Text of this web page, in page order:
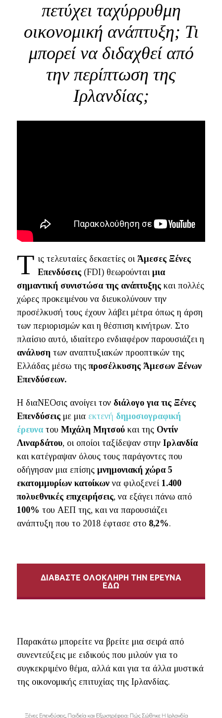
πετύχει ταχύρρυθμη
οικονομική ανάπτυξη; Τι
μπορεί να διδαχθεί από
την περίπτωση της
Ιρλανδίας;
Τ ις τελευταίες δεκαετίες οι Άμεσες Ξένες
Επενδύσεις(FDI) θεωρούνται μια
σημαντική συνιστώσα της ανάπτυξηςκαι πολλές
χώρες προκειμένου να διευκολύνουν την
προσέλκυσή τους έχουν λάβει μέτρα όπως η άρση
των περιορισμών και η θέσπιση κινήτρων. Στο
πλαίσιο αυτό, ιδιαίτερο ενδιαφέρον παρουσιάζει η
ανάλυση των αναπτυξιακών προοπτικών της
Ελλάδας μέσω τηςπροσέλκυσης Άμεσων Ξένων
Επενδύσεων.
Η διαΝΕΟσις ανοίγει τον διάλογο για τις Ξένες
Επενδύσεις με μια εκτενή δημοσιογραφική
έρευνατου Μιχάλη Μητσούκαι της Οντίν
Λιναρδάτου, οι οποίοι ταξίδεψαν στην Ιρλανδία
και κατέγραψαν όλους τους παράγοντες που
οδήγησαν μια επίσης μνημονιακή χώρα 5
εκατομμυρίων κατοίκωννα φιλοξενεί 1.400
πολυεθνικές επιχειρήσεις, να εξάγει πάνω από
100% του ΑΕΠ της, και να παρουσιάζει
ανάπτυξη που το 2018 έφτασε στο 8,2%.
ΔΙΑΒΑΣΤΕ ΟΛΟΚΛΗΡΗ ΤΗΝ ΕΡΕΥΝΑ
ΕΔΩ
Παρακάτω μπορείτε να βρείτε μια σειρά από
συνεντεύξεις με ειδικούς που μιλούν για το
συγκεκριμένο θέμα, αλλά και για τα άλλα μυστικά
της οικονομικής επιτυχίας της Ιρλανδίας.